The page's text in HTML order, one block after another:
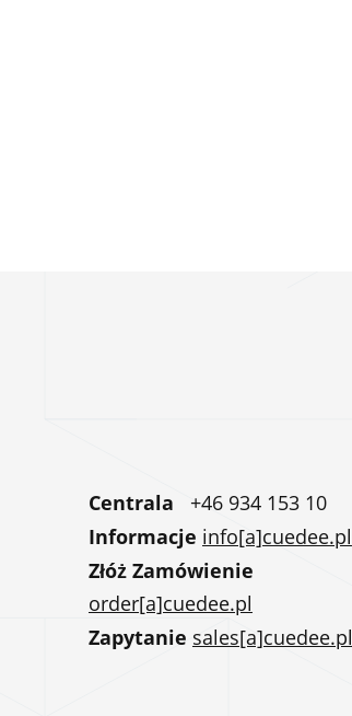
Centrala +46 934 153 10
Informacje info[a]cuedee.pl
Złóż Zamówienie
order[a]cuedee.pl
Zapytanie sales[a]cuedee.pl